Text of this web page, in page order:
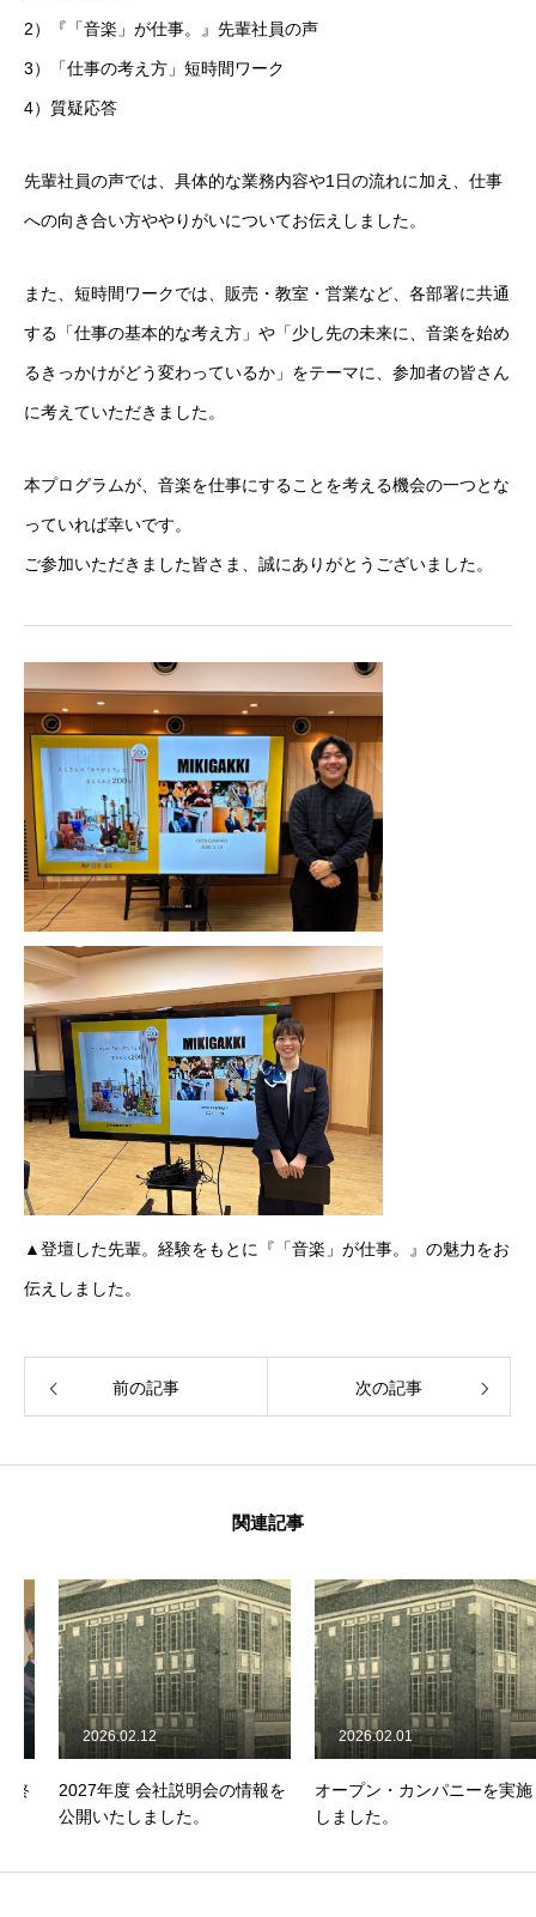
2）『「音楽」が仕事。』先輩社員の声
3）「仕事の考え方」短時間ワーク
4）質疑応答
先輩社員の声では、具体的な業務内容や1日の流れに加え、仕事
への向き合い方ややりがいについてお伝えしました。
また、短時間ワークでは、販売・教室・営業など、各部署に共通
する「仕事の基本的な考え方」や「少し先の未来に、音楽を始め
るきっかけがどう変わっているか」をテーマに、参加者の皆さん
に考えていただきました。
本プログラムが、音楽を仕事にすることを考える機会の一つとな
っていれば幸いです。
ご参加いただきました皆さま、誠にありがとうございました。
▲登壇した先輩。経験をもとに『「音楽」が仕事。』の魅力をお
伝えしました。
前の記事 次の記事
関連記事
2027年度 会社説明会の情報を
公開いたしました。
2026.02.12
オープン・カンパニーを実施
しました。
2026.02.01